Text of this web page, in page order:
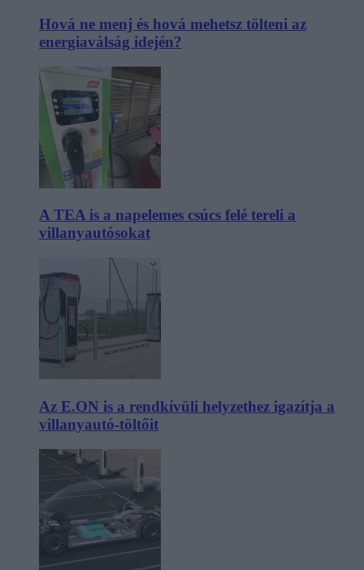
Hová ne menj és hová mehetsz tölteni az
energiaválság idején?
A TEA is a napelemes csúcs felé tereli a
villanyautósokat
Az E.ON is a rendkívüli helyzethez igazítja a
villanyautó-töltőit